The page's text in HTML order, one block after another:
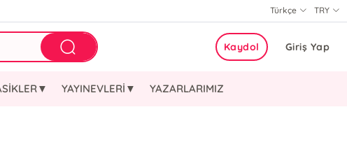
TRY
Türkçe
Giriş Yap
Kaydol
YAYINEVLERİ▼ YAZARLARIMIZ